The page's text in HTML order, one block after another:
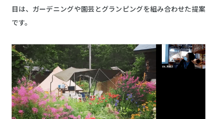
目は、ガーデニングや園芸とグランピングを組み合わせた提案
です。